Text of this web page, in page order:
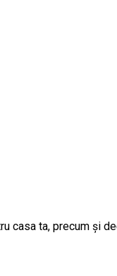
casa ta, precum și